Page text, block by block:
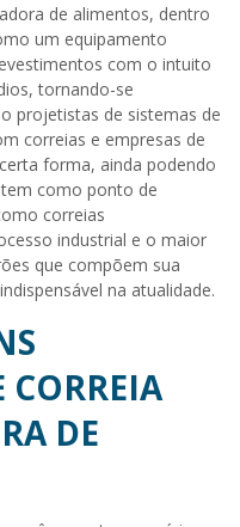
de alimentos, dentro
um equipamento
com o intuito
tornando-se
projetistas de sistemas de
correias e empresas de
forma, ainda podendo
como ponto de
correias
industrial e o maior
que compõem sua
na atualidade.
CORREIA
DE